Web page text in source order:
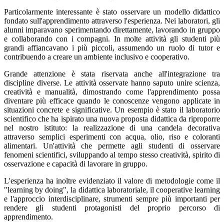
Particolarmente interessante è stato osservare un modello didattico
fondato sull'apprendimento attraverso l'esperienza. Nei laboratori, gli
alunni imparavano sperimentando direttamente, lavorando in gruppo
e collaborando con i compagni. In molte attività gli studenti più
grandi affiancavano i più piccoli, assumendo un ruolo di tutor e
contribuendo a creare un ambiente inclusivo e cooperativo.
Grande attenzione è stata riservata anche all'integrazione tra
discipline diverse. Le attività osservate hanno saputo unire scienza,
creatività e manualità, dimostrando come l'apprendimento possa
diventare più efficace quando le conoscenze vengono applicate in
situazioni concrete e significative. Un esempio è stato il laboratorio
scientifico che ha ispirato una nuova proposta didattica da riproporre
nel nostro istituto: la realizzazione di una candela decorativa
attraverso semplici esperimenti con acqua, olio, riso e coloranti
alimentari. Un'attività che permette agli studenti di osservare
fenomeni scientifici, sviluppando al tempo stesso creatività, spirito di
osservazione e capacità di lavorare in gruppo.
L'esperienza ha inoltre evidenziato il valore di metodologie come il
"learning by doing", la didattica laboratoriale, il cooperative learning
e l'approccio interdisciplinare, strumenti sempre più importanti per
rendere gli studenti protagonisti del proprio percorso di
apprendimento.